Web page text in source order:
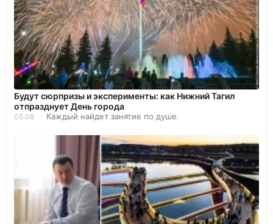
Будут сюрпризы и эксперименты: как Нижний Тагил
отпразднует День города
05.08 Каждый найдет занятие по душе.